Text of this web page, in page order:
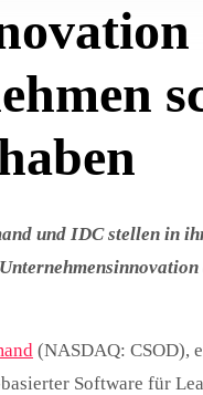
und IDC stellen in
(NASDAQ: CSOD),
Software für